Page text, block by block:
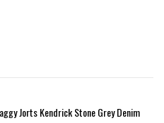
Jorts Kendrick Stone Grey Denim